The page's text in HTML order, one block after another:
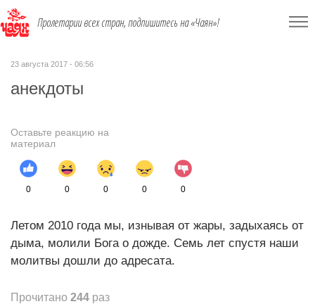
Пролетарии всех стран, подпишитесь на «Чаян»!
23 августа 2017 - 06:56
анекдоты
Оставьте реакцию на
материал
0 0 0 0 0
Летом 2010 года мы, изнывая от жары, задыхаясь от
дыма, молили Бога о дожде. Семь лет спустя наши
молитвы дошли до адресата.
Прочитано 244 раз